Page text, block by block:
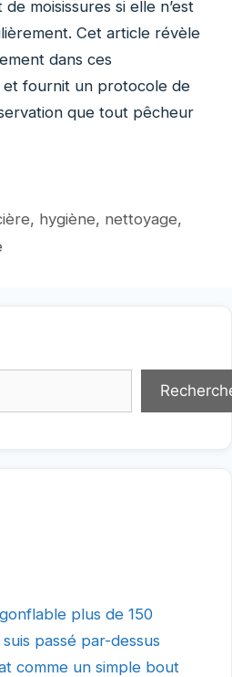
moisissures si elle n’est
Cet article révèle
dans ces
et fournit un protocole de
que tout pêcheur
, hygiène, nettoyage,
plus de 150
passé par-dessus
comme un simple bout